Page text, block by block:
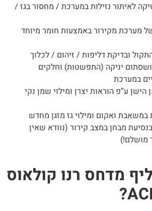
לאיתור נזילות במערכת / מחסור בגז /
מקירור באמצעות חומר מיוחד
ובדיקת דליפות / זיהום / לכלוך
יניקה (התפשטות) וחלקים
במערכת
ע”פ הוראות יצרן ומילוי שמן נקי
ואקום ומילוי גז מזגן מחדש
מבחן במצב קירור (נוודא שאין
מדחס רנו קולאוס